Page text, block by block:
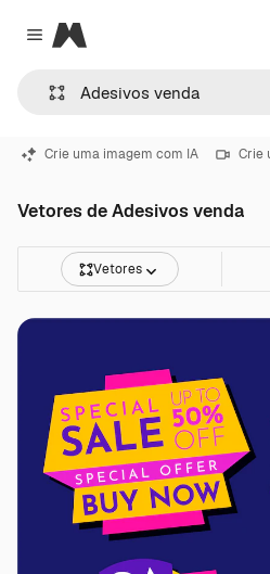
Close menu
Magnific
Crie uma imagem com IA Crie
Vetores de Adesivos venda
Vetores